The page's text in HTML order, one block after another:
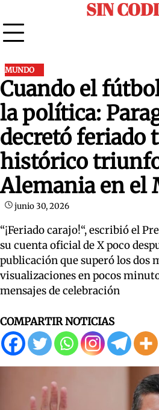
to
content
SIN
MUNDO
Cuando el
la política:
decretó feriado
histórico
Alemania en el
junio 30, 2026
“¡Feriado carajo!“, escribió el
su cuenta oficial de X poco
publicación que superó los dos
visualizaciones en pocos
mensajes de celebración
COMPARTIR NOTICIAS